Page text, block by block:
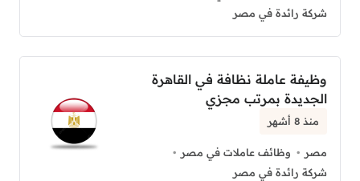
شركة رائدة في مصر
وظيفة عاملة نظافة في القاهرة
الجديدة بمرتب مجزي
منذ 8 أشهر
مصر
وظائف عاملات في مصر
شركة رائدة في مصر